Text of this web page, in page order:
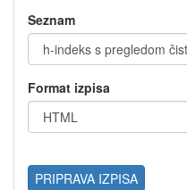
Seznam
Format izpisa
PRIPRAVA IZPISA